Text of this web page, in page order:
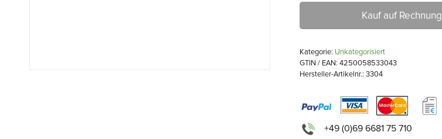
Kauf auf Rechnung
Kategorie: Unkategorisiert
GTIN / EAN: 4250058533043
Hersteller-Artikelnr.: 3304
+49 (0)69 6681 75 710